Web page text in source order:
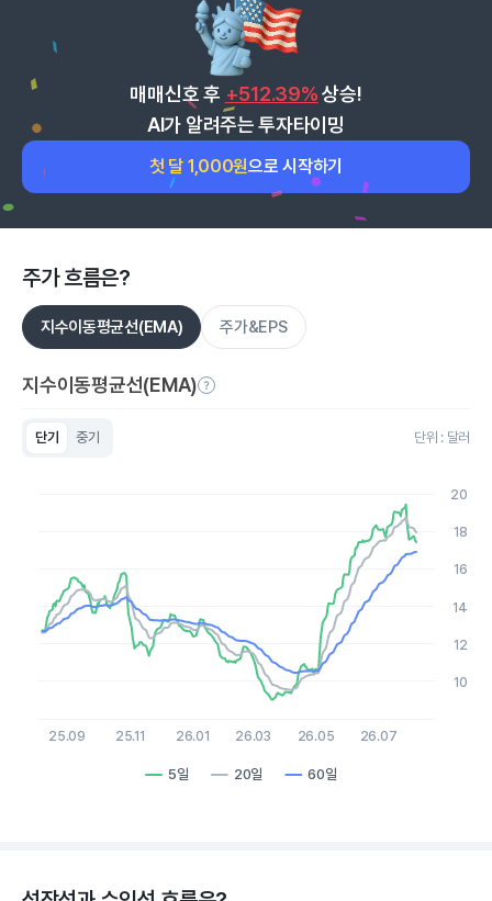
매매신호 후 +512.39% 상승!
AI가 알려주는 투자타이밍
첫 달 1,000원으로 시작하기
주가 흐름은?
지수이동평균선(EMA) 주가&EPS
지수이동평균선(EMA)
단기 중기 단위 : 달러
The chart has 1 X axis displaying Time. Data ranges from
The chart has 1 Y axis displaying values. Data ranges from
5일 20일 60일
25.09 25.11 26.01 26.03 26.05 26.07
10
12
14
16
18
20